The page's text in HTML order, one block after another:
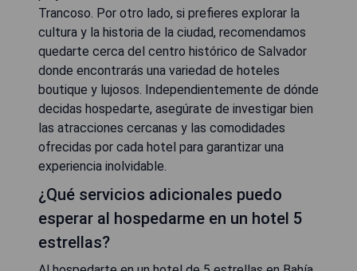
Trancoso. Por otro lado, si prefieres explorar la
cultura y la historia de la ciudad, recomendamos
quedarte cerca del centro histórico de Salvador
donde encontrarás una variedad de hoteles
boutique y lujosos. Independientemente de dónde
decidas hospedarte, asegúrate de investigar bien
las atracciones cercanas y las comodidades
ofrecidas por cada hotel para garantizar una
experiencia inolvidable.
¿Qué servicios adicionales puedo
esperar al hospedarme en un hotel 5
estrellas?